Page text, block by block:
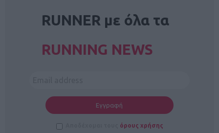
RUNNER με όλα τα
RUNNING NEWS
όρους χρήσης